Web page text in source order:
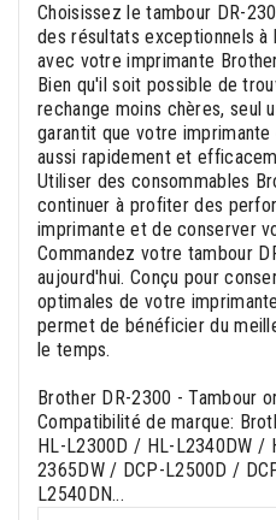
Choisissez le tambour DR-
des résultats exceptionnels à
avec votre imprimante
Bien qu'il soit possible de
rechange moins chères, seul
garantit que votre
aussi rapidement et
Utiliser des consommables
continuer à profiter des
imprimante et de conserver
Commandez votre tambour
aujourd'hui. Conçu pour
optimales de votre
permet de bénéficier du
le temps.
Brother DR-2300 - Tambour
Compatibilité de marque:
HL-L2300D / HL-L2340DW /
2365DW / DCP-L2500D /
L2540DN...